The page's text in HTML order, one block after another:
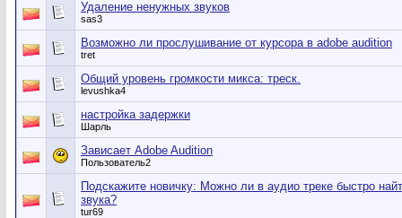
Удаление ненужных звуков
sas3
Возможно ли прослушивание от курсора в adobe audition
tret
Общий уровень громкости микса: треск.
levushka4
настройка задержки
Шарль
Зависает Adobe Audition
Пользователь2
Подскажите новичку: Можно ли в аудио треке быстро
звука?
tur69